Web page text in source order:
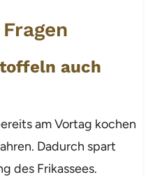
auch
am Vortag kochen
Dadurch spart
des Frikassees.